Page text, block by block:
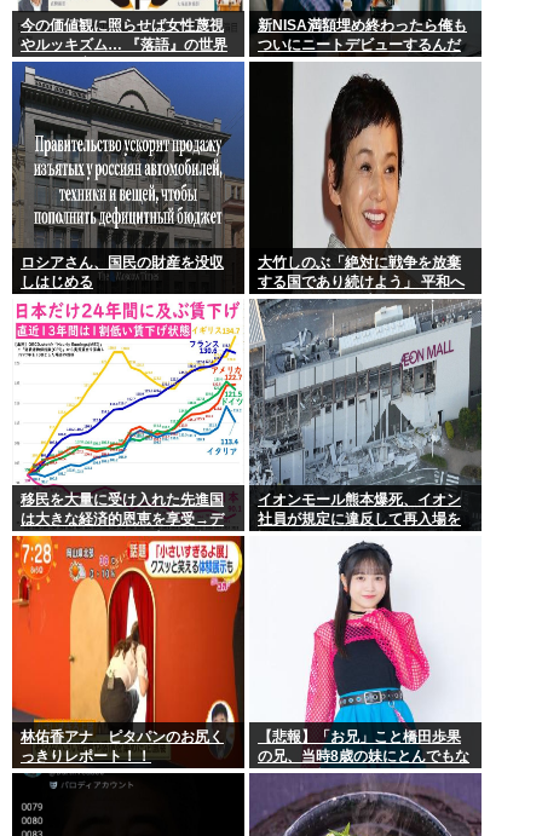
今の価値観に照らせば女性蔑視
やルッキズム… 『落語』の世界
もセリフ変更や改作、現代にふ
さわしい表現模索の動き
新NISA満額埋め終わったら俺も
ついにニートデビューするんだ
がアドバイスある?
ロシアさん、国民の財産を没収
しはじめる
大竹しのぶ「絶対に戦争を放棄
する国であり続けよう」 平和へ
の思いをつづる 広島に原爆が投
下されてから81年
移民を大量に受け入れた先進国
は大きな経済的恩恵を享受→デ
ータでもはっきり日本一人負け
示される
イオンモール熊本爆死、イオン
社員が規定に違反して再入場を
林佑香アナ ピタパンのお尻く
っきりレポート！！
【悲報】「お兄」こと橋田歩果
の兄、当時8歳の妹にとんでもな
いことを頼む